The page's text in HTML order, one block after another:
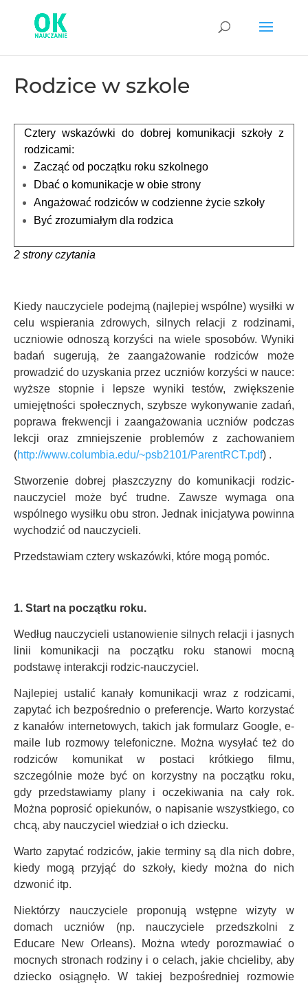
Rodzice w szkole
Cztery wskazówki do dobrej komunikacji szkoły z
rodzicami:
Zacząć od początku roku szkolnego
Dbać o komunikacje w obie strony
Angażować rodziców w codzienne życie szkoły
Być zrozumiałym dla rodzica
2 strony czytania
Kiedy nauczyciele podejmą (najlepiej wspólne) wysiłki w
celu wspierania zdrowych, silnych relacji z rodzinami,
uczniowie odnoszą korzyści na wiele sposobów. Wyniki
badań sugerują, że zaangażowanie rodziców może
prowadzić do uzyskania przez uczniów korzyści w nauce:
wyższe stopnie i lepsze wyniki testów, zwiększenie
umiejętności społecznych, szybsze wykonywanie zadań,
poprawa frekwencji i zaangażowania uczniów podczas
lekcji oraz zmniejszenie problemów z zachowaniem
(http://www.columbia.edu/~psb2101/ParentRCT.pdf) .
Stworzenie dobrej płaszczyzny do komunikacji rodzic-
nauczyciel może być trudne. Zawsze wymaga ona
wspólnego wysiłku obu stron. Jednak inicjatywa powinna
wychodzić od nauczycieli.
Przedstawiam cztery wskazówki, które mogą pomóc.
1. Start na początku roku.
Według nauczycieli ustanowienie silnych relacji i jasnych
linii komunikacji na początku roku stanowi mocną
podstawę interakcji rodzic-nauczyciel.
Najlepiej ustalić kanały komunikacji wraz z rodzicami,
zapytać ich bezpośrednio o preferencje. Warto korzystać
z kanałów internetowych, takich jak formularz Google, e-
maile lub rozmowy telefoniczne. Można wysyłać też do
rodziców komunikat w postaci krótkiego filmu,
szczególnie może być on korzystny na początku roku,
gdy przedstawiamy plany i oczekiwania na cały rok.
Można poprosić opiekunów, o napisanie wszystkiego, co
chcą, aby nauczyciel wiedział o ich dziecku.
Warto zapytać rodziców, jakie terminy są dla nich dobre,
kiedy mogą przyjąć do szkoły, kiedy można do nich
dzwonić itp.
Niektórzy nauczyciele proponują wstępne wizyty w
domach uczniów (np. nauczyciele przedszkolni z
Educare New Orleans). Można wtedy porozmawiać o
mocnych stronach rodziny i o celach, jakie chcieliby, aby
dziecko osiągnęło. W takiej bezpośredniej rozmowie